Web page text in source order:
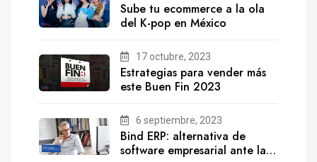
Sube tu ecommerce a la ola
del K-pop en México
17 octubre, 2023
Estrategias para vender más
este Buen Fin 2023
6 septiembre, 2023
Bind ERP: alternativa de
software empresarial ante la